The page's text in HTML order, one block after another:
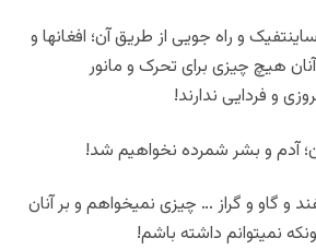
و راه جویی از طریق آن؛ افغانها و
هیچ چیزی برای تحرک و مانور
و فردایی ندارند!
آدم و بشر شمرده نخواهیم شد!
و گاو و گراز … چیزی نمیخواهم و بر آنان
نمیتوانم داشته باشم!